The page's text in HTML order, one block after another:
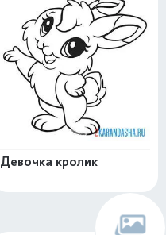
Девочка кролик